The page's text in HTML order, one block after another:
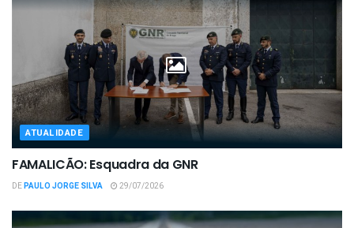
ATUALIDADE
FAMALICÃO: Esquadra da GNR
DEPAULO JORGE SILVA 29/07/2026